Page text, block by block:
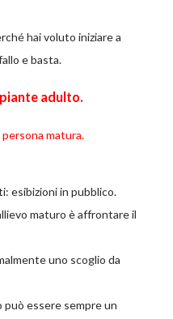
hai voluto iniziare a
e basta.
adulto.
matura.
esibizioni in pubblico.
maturo è affrontare il
uno scoglio da
può essere sempre un